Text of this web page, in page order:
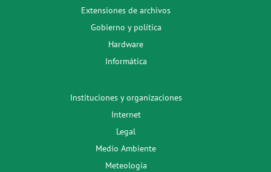
Extensiones de archivos
Gobierno y política
Hardware
Informática
Instituciones y organizaciones
Internet
Legal
Medio Ambiente
Meteología